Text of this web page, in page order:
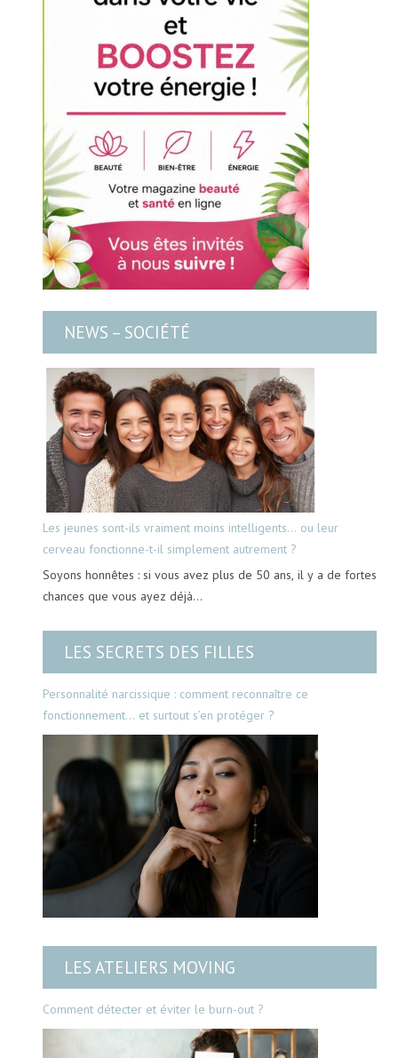
NEWS – SOCIÉTÉ
Les jeunes sont-ils vraiment moins intelligents… ou leur
cerveau fonctionne-t-il simplement autrement ?
Soyons honnêtes : si vous avez plus de 50 ans, il y a de fortes
chances que vous ayez déjà…
LES SECRETS DES FILLES
Personnalité narcissique : comment reconnaître ce
fonctionnement… et surtout s’en protéger ?
LES ATELIERS MOVING
Comment détecter et éviter le burn-out ?